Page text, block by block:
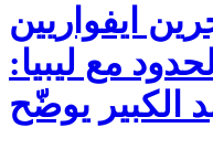
ايفواريين
مع ليبيا:
يوضّح